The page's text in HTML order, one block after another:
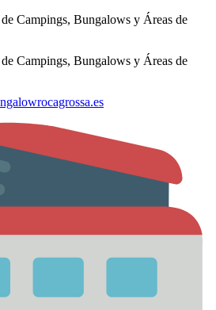
Campings, Bungalows y Áreas de
Campings, Bungalows y Áreas de